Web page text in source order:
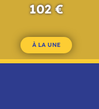
À LA UNE
102 €